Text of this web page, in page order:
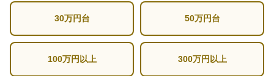
30万円台 50万円台
100万円以上 300万円以上